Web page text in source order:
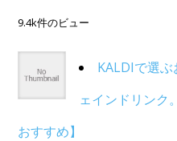
9.4k件のビュー
KALDIで選
ェインドリンク
おすすめ】